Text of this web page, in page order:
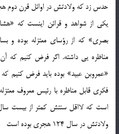
حدس زد که ولادتش در اوائل قرن دوم
یکی از شواهد و قرائن اینست که
مناظره یی داشته. اگر فرض کنیم که
«عمروبن عبید» بوده باید فرض کنیم
فکری قابل مناظره با رئیس معروف
است که لااقل سنتش کمتر از بیست سال
ولادتش در سال 124 هجری بوده است